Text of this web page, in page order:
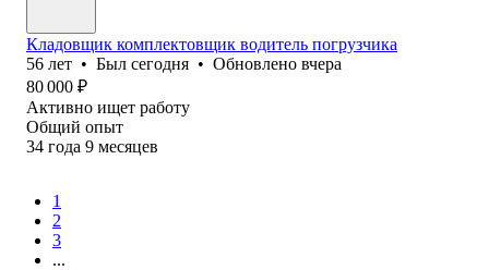
Кладовщик комплектовщик водитель погрузчика
56 лет • Был сегодня • Обновлено вчера
80 000 ₽
Активно ищет работу
Общий опыт
34 года 9 месяцев
1
2
3
...